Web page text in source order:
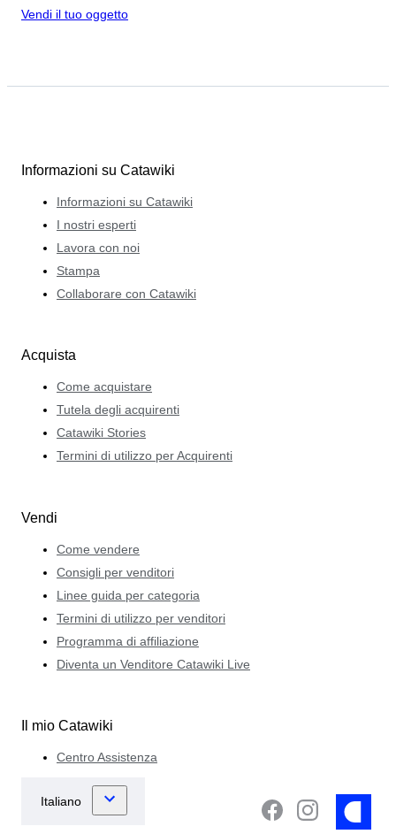
Vendi il tuo oggetto
Informazioni su Catawiki
Informazioni su Catawiki
I nostri esperti
Lavora con noi
Stampa
Collaborare con Catawiki
Acquista
Come acquistare
Tutela degli acquirenti
Catawiki Stories
Termini di utilizzo per Acquirenti
Vendi
Come vendere
Consigli per venditori
Linee guida per categoria
Termini di utilizzo per venditori
Programma di affiliazione
Diventa un Venditore Catawiki Live
Il mio Catawiki
Centro Assistenza